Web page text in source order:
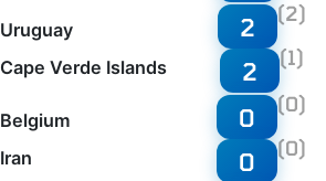
Uruguay
Cape Verde Islands
2 (2)
2 (1)
Belgium
Iran
0 (0)
0 (0)